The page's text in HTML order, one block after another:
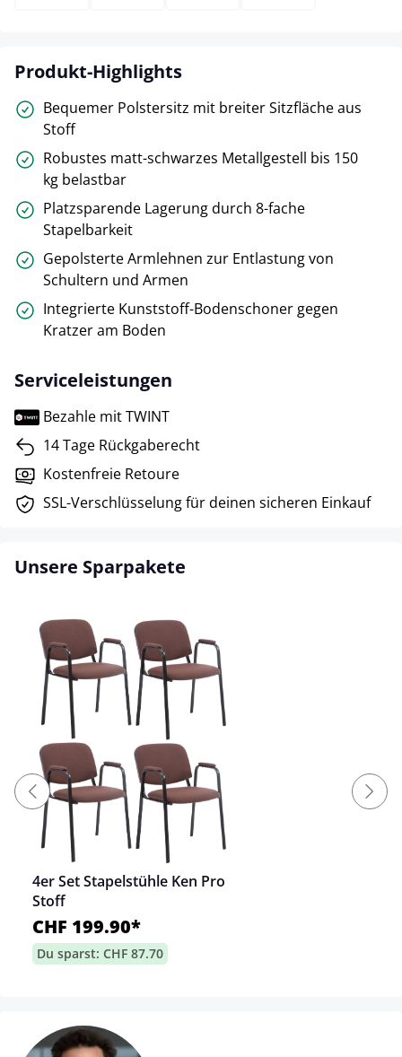
Produkt-Highlights
Bequemer Polstersitz mit breiter Sitzfläche aus
Stoff
Robustes matt-schwarzes Metallgestell bis 150
kg belastbar
Platzsparende Lagerung durch 8-fache
Stapelbarkeit
Gepolsterte Armlehnen zur Entlastung von
Schultern und Armen
Integrierte Kunststoff-Bodenschoner gegen
Kratzer am Boden
Serviceleistungen
Bezahle mit TWINT
14 Tage Rückgaberecht
Kostenfreie Retoure
SSL-Verschlüsselung für deinen sicheren Einkauf
Unsere Sparpakete
4er Set Stapelstühle Ken Pro
Stoff
CHF 199.90*
Du sparst: CHF 87.70